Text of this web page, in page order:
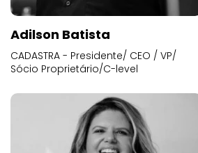
Adilson Batista
CADASTRA - Presidente/ CEO / VP/
Sócio Proprietário/C-level